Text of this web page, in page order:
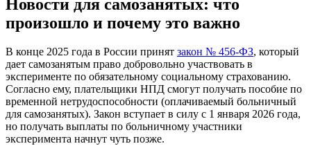
Новости для самозанятых: что
произошло и почему это важно
В конце 2025 года в России принят закон № 456-ФЗ, который
дает самозанятым право добровольно участвовать в
эксперименте по обязательному социальному страхованию.
Согласно ему, плательщики НПД смогут получать пособие по
временной нетрудоспособности (оплачиваемый больничный
для самозанятых). Закон вступает в силу с 1 января 2026 года,
но получать выплаты по больничному участники
эксперимента начнут чуть позже.